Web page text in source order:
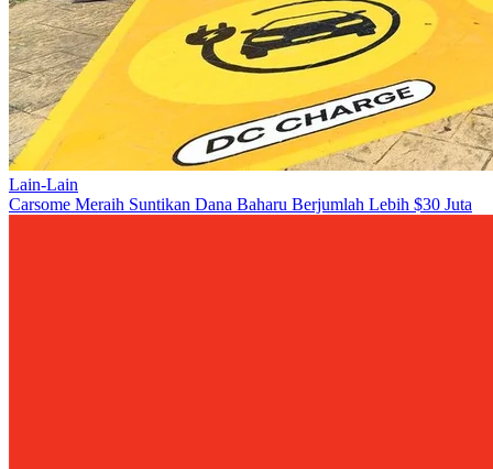
Lain-Lain
Carsome Meraih Suntikan Dana Baharu Berjumlah Lebih $30 Juta